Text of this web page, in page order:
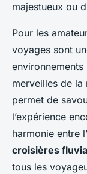
majestueux ou
Pour les
voyages sont
merveilles de la
permet de
l’expérience
harmonie entre
croisières
tous les